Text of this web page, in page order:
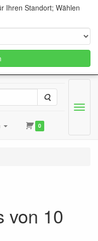
Suche
0
Menu
von 10
Ihren Standort; Wählen